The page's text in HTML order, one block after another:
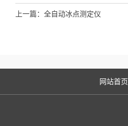
上一篇： 全自动冰点测定仪
网站首页